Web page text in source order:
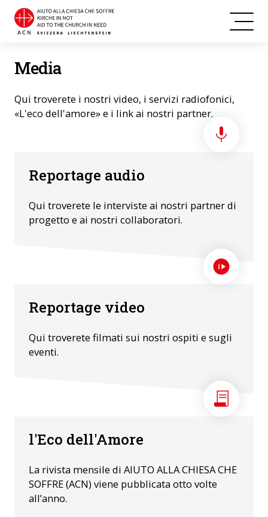
Media
Qui troverete i nostri video, i servizi radiofonici,
«L'eco dell'amore» e i link ai nostri partner.
Reportage audio
Qui troverete le interviste ai nostri partner di
progetto e ai nostri collaboratori.
Reportage video
Qui troverete filmati sui nostri ospiti e sugli
eventi.
l'Eco dell'Amore
La rivista mensile di AIUTO ALLA CHIESA CHE
SOFFRE (ACN) viene pubblicata otto volte
all’anno.